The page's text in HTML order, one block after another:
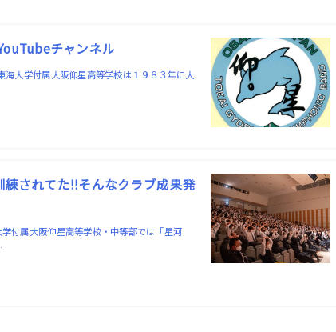
チャンネル
大学付属大阪仰星高等学校は１９８３年に大
練されてた!!そんなクラブ成果発
付属大阪仰星高等学校・中等部では「星河